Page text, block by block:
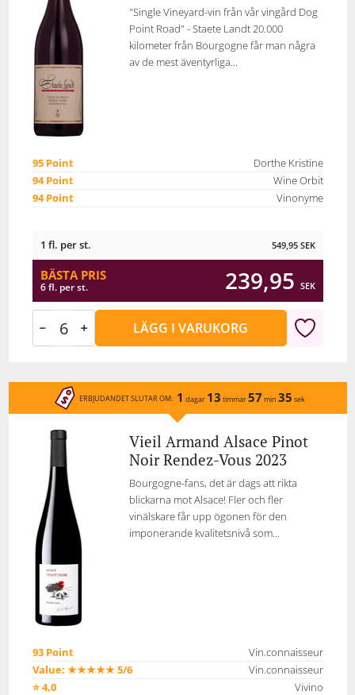
"Single Vineyard-vin från vår vingård Dog
Point Road" - Staete Landt 20.000
kilometer från Bourgogne får man några
av de mest äventyrliga...
95 Point
Dorthe Kristine
94 Point
Wine Orbit
94 Point
Vinonyme
1 fl. per st. 549,95 SEK
BÄSTA PRIS
6 fl. per st. 239,95 SEK
LÄGG I VARUKORG
ERBJUDANDET SLUTAR OM: 1 dagar 13 timmar57 min 35 sek
Vieil Armand Alsace Pinot
Noir Rendez-Vous 2023
Bourgogne-fans, det är dags att rikta
blickarna mot Alsace! Fler och fler
vinälskare får upp ögonen för den
imponerande kvalitetsnivå som...
93 Point
Vin.connaisseur
Value: ★★★★★ 5/6
Vin.connaisseur
⭐ 4,0
Vivino